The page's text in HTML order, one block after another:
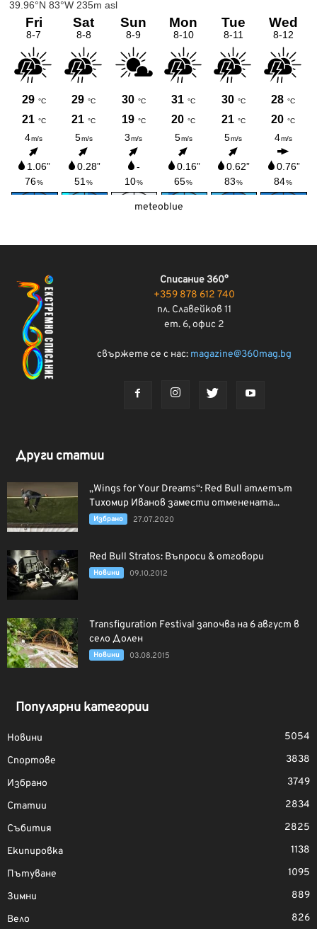
meteoblue
Списание 360°
+359 878 612 740
пл. Славейков 11
ет. 6, офис 2
свържете се с нас: magazine@360mag.bg
Други статии
„Wings for Your Dreams“: Red Bull атлетът
Тихомир Иванов замести отменената...
Избрано 27.07.2020
Red Bull Stratos: Въпроси & отговори
Новини 09.10.2012
Transfiguration Festival започва на 6 август в
село Долен
Новини 03.08.2015
Популярни категории
Новини
5054
Спортове
3838
Избрано
3749
Статии
2834
Събития
2825
Екипировка
1138
Пътуване
1095
Зимни
889
Вело
826